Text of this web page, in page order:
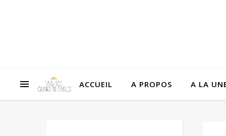
ACCUEIL A PROPOS A LA